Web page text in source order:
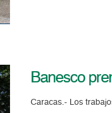
Banesco
Caracas.- Los